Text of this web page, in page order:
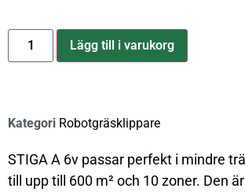
Lägg till i varukorg
Kategori Robotgräsklippare
STIGA A 6v passar perfekt i mindre
till upp till 600 m² och 10 zoner. Den